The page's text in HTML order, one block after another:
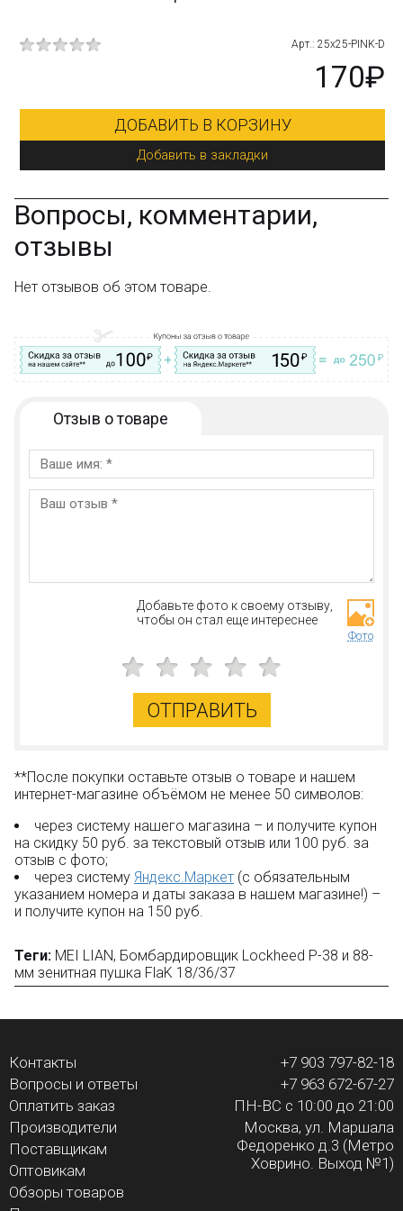
?
Арт.: 25x25-PINK-D
170₽
ДОБАВИТЬ В КОРЗИНУ
Добавить в закладки
Вопросы, комментарии,
отзывы
Нет отзывов об этом товаре.
Отзыв о товаре
Добавьте фото к своему отзыву,
чтобы он стал еще интереснее
Фото
ОТПРАВИТЬ
**После покупки оставьте отзыв о товаре и нашем
интернет-магазине объёмом не менее 50 символов:
через систему нашего магазина – и получите купон
на скидку 50 руб. за текстовый отзыв или 100 руб. за
отзыв с фото;
через систему Яндекс.Маркет (с обязательным
указанием номера и даты заказа в нашем магазине!) –
и получите купон на 150 руб.
Теги: MEI LIAN, Бомбардировщик Lockheed P-38 и 88-
мм зенитная пушка FlaK 18/36/37
Контакты
Вопросы и ответы
Оплатить заказ
Производители
Поставщикам
Оптовикам
Обзоры товаров
+7 903 797-82-18
+7 963 672-67-27
ПН-ВС с 10:00 до 21:00
Москва, ул. Маршала
Федоренко д.3 (Метро
Ховрино. Выход №1)